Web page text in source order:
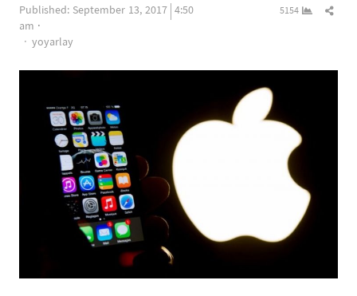
Published: September 13, 2017 4:50
am
Author
yoyarlay
5154